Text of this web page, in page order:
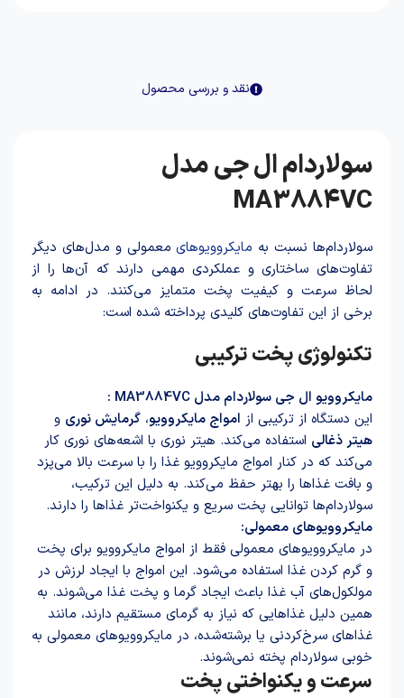
نقد و بررسی محصول
سولاردام ال جی مدل
MA3884VC
سولاردام‌ها نسبت به مایکروویوهایمعمولی و مدل‌های دیگر
تفاوت‌های ساختاری و عملکردی مهمی دارند که آن‌ها را از
لحاظ سرعت و کیفیت پخت متمایز می‌کنند. در ادامه به
برخی از این تفاوت‌های کلیدی پرداخته شده است:
تکنولوژی پخت ترکیبی
مایکروویو ال جی سولاردام مدل MA3884VC :
این دستگاه از ترکیبی از امواج مایکروویو، گرمایش نوری و
هیتر ذغالی استفاده می‌کند. هیتر نوری با اشعه‌های نوری کار
می‌کند که در کنار امواج مایکروویو غذا را با سرعت بالا می‌پزد
و بافت غذاها را بهتر حفظ می‌کند. به دلیل این ترکیب،
سولاردام‌ها توانایی پخت سریع و یکنواخت‌تر غذاها را دارند.
مایکروویوهای معمولی:
در مایکروویوهای معمولی فقط از امواج مایکروویو برای پخت
و گرم کردن غذا استفاده می‌شود. این امواج با ایجاد لرزش در
مولکول‌های آب غذا باعث ایجاد گرما و پخت غذا می‌شوند. به
همین دلیل غذاهایی که نیاز به گرمای مستقیم دارند، مانند
غذاهای سرخ‌کردنی یا برشته‌شده، در مایکروویوهای معمولی به
خوبی سولاردام پخته نمی‌شوند.
سرعت و یکنواختی پخت